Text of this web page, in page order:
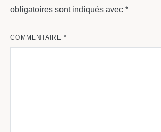
obligatoires sont indiqués avec *
COMMENTAIRE *